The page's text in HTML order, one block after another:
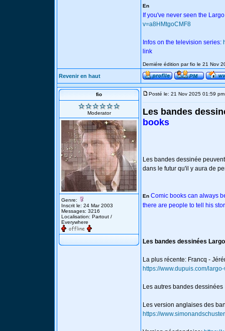
En
If you've never seen the
v=a8HMtgoCMF8
Infos on the television series:
link
Derniére édition par fio le 21 Nov
Revenir en haut
fio
Moderator
Genre:
Inscrit le: 24 Mar 2003
Messages: 3216
Localisation: Partout /
Everywhere
Posté le: 21 Nov 2025 01:59 pm
Les bandes
books
Les bandes dessinée
dans le futur qu'il y aura de
En Comic books can always
there are people to tell his
Les bandes dessinées
La plus récente: Francq -
https://www.dupuis.com/
Les autres bandes
Les version anglaises des
https://